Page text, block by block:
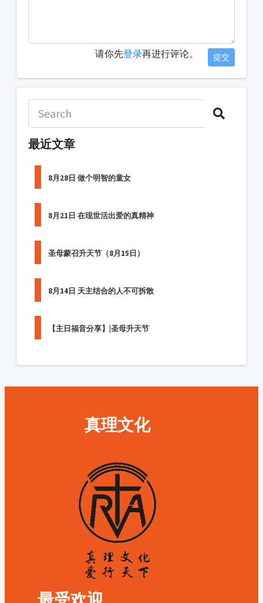
请你先登录再进行评论。 提交
最近文章
8月28日 做个明智的童女
8月21日 在现世活出爱的真精神
圣母蒙召升天节（8月15日）
8月14日 天主结合的人不可拆散
【主日福音分享】|圣母升天节
真理文化